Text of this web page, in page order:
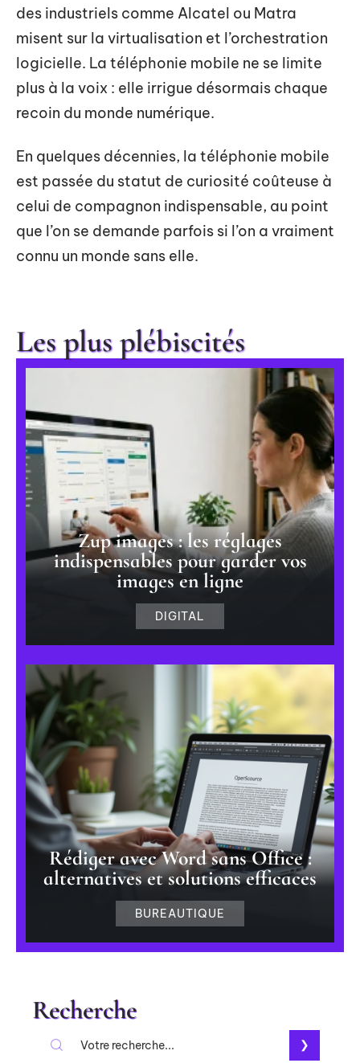
des industriels comme Alcatel ou Matra
misent sur la virtualisation et l’orchestration
logicielle. La téléphonie mobile ne se limite
plus à la voix : elle irrigue désormais chaque
recoin du monde numérique.
En quelques décennies, la téléphonie mobile
est passée du statut de curiosité coûteuse à
celui de compagnon indispensable, au point
que l’on se demande parfois si l’on a vraiment
connu un monde sans elle.
Les plus plébiscités
Zup images : les réglages
indispensables pour garder vos
images en ligne
DIGITAL
Rédiger avec Word sans Office :
alternatives et solutions efficaces
BUREAUTIQUE
Recherche